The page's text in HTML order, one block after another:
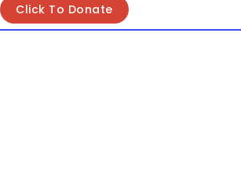
Click To Donate